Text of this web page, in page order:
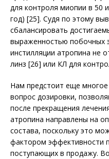
для контроля миопии в 50
год) [25]. Судя по этому
сбалансировать
выраженностью побочных
инстилляции атропина не
линз [26] или КЛ для
Нам предстоит еще
вопрос дозировки,
после прекращения
атропина направлены на
состава, поскольку это
фактором эффективности
поступающих в продажу.